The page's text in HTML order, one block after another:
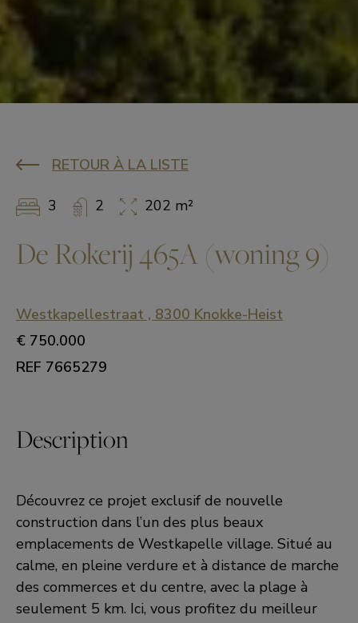
RETOUR À LA LISTE
3 2 202 m²
De Rokerij 465A (woning 9)
Westkapellestraat , 8300 Knokke-Heist
€ 750.000
REF 7665279
Description
Découvrez ce projet exclusif de nouvelle
construction dans l’un des plus beaux
emplacements de Westkapelle village. Situé au
calme, en pleine verdure et à distance de marche
des commerces et du centre, avec la plage à
seulement 5 km. Ici, vous profitez du meilleur